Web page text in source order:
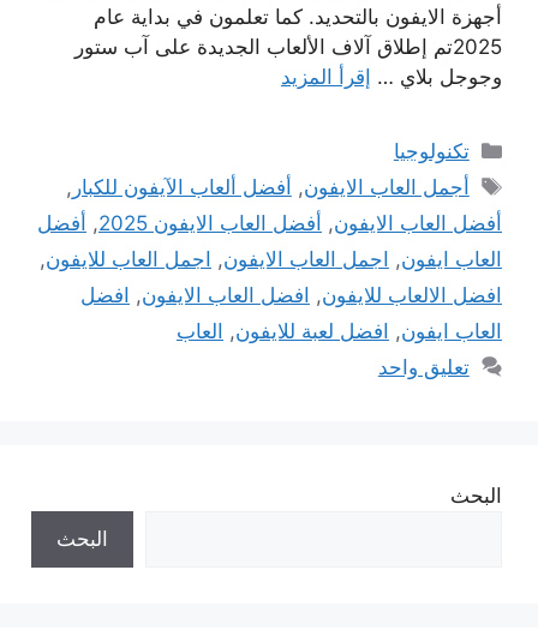
أجهزة الايفون بالتحديد. كما تعلمون في بداية عام
2025تم إطلاق آلاف الألعاب الجديدة على آب ستور
وجوجل بلاي … إقرأ المزيد
التصنيفات
تكنولوجيا
الوسوم
أجمل العاب الايفون, أفضل ألعاب الآيفون للكبار ,
أفضل العاب الايفون, أفضل العاب الايفون 2025 , أفضل
العاب ايفون, اجمل العاب الايفون, اجمل العاب للايفون,
افضل الالعاب للايفون, افضل العاب الايفون, افضل
العاب ايفون, افضل لعبة للايفون, العاب
تعليق واحد
البحث
البحث